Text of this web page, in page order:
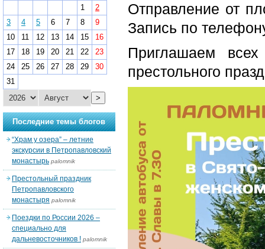
Отправление от
Запись по
Приглашаем
престольного
1
2
3
4 5 6 7 8
9
10
11 12 13 14 15
16
17
18 19 20 21 22
23
24
25 26 27 28 29
30
31
>
Последние темы блогов
“Храм у озера” – летние
экскурсии в Петропавловский
монастырь palomnik
Престольный праздник
Петропавловского
монастыря palomnik
Поездки по России 2026 –
специально для
дальневосточников ! palomnik